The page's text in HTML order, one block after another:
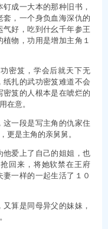
成一大本的那种旧书，
，一个身负血海深仇的
好，吃到什幺千年参王
物，功用是增加主角１
密笈，学会后就天下无
扎的武功密笈难道不会
笈的人根本是在唬烂的
在意。
一段是写主角的仇家住
更是主角的亲舅舅。
爱上了自己的姐姐，也
回来，将她软禁在王府
一样的一起生活了１０
算是同母异父的妹妹，